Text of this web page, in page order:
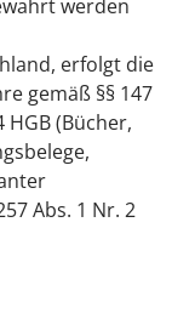
werden
erfolgt die
gemäß §§ 147
HGB (Bücher,
Abs. 1 Nr. 2